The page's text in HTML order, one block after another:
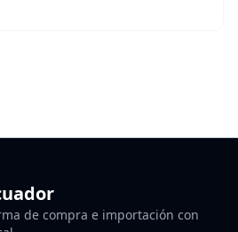
de compra e importación con